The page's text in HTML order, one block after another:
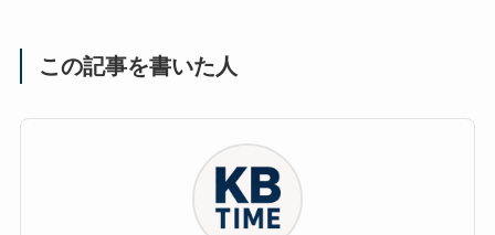
この記事を書いた人